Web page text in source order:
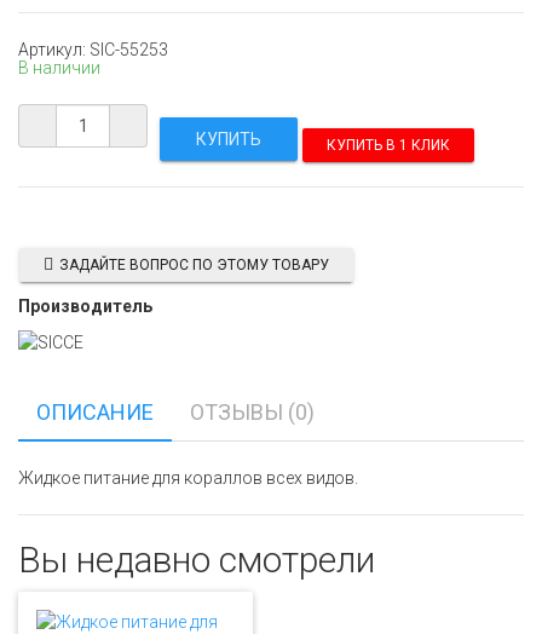
Артикул: SIC-55253
В наличии
КУПИТЬ В 1 КЛИК
ЗАДАЙТЕ ВОПРОС ПО ЭТОМУ ТОВАРУ
Производитель
ОПИСАНИЕ ОТЗЫВЫ (0)
Жидкое питание для кораллов всех видов.
Вы недавно смотрели